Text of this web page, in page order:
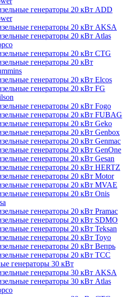
генераторы 20 кВт ADD
генераторы 20 кВт AKSA
генераторы 20 кВт Atlas
генераторы 20 кВт CTG
генераторы 20 кВт
генераторы 20 кВт Elcos
генераторы 20 кВт FG
генераторы 20 кВт Fogo
генераторы 20 кВт FUBAG
генераторы 20 кВт Geko
генераторы 20 кВт Genbox
генераторы 20 кВт Genmac
генераторы 20 кВт GenOne
генераторы 20 кВт Gesan
генераторы 20 кВт HERTZ
генераторы 20 кВт Motor
генераторы 20 кВт MVAE
генераторы 20 кВт Onis
генераторы 20 кВт Pramac
генераторы 20 кВт SDMO
генераторы 20 кВт Teksan
генераторы 20 кВт Toyo
генераторы 20 кВт Вепрь
генераторы 20 кВт ТСС
генераторы 30 кВт
генераторы 30 кВт AKSA
генераторы 30 кВт Atlas